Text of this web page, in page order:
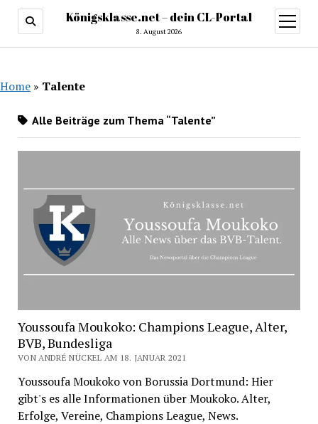
Königsklasse.net – dein CL-Portal
8. August 2026
Menü
öffnen
Home » Talente
Alle Beiträge zum Thema “Talente”
Youssoufa Moukoko: Champions League, Alter,
BVB, Bundesliga
VON ANDRÉ NÜCKEL AM 18. JANUAR 2021
Youssoufa Moukoko von Borussia Dortmund: Hier
gibt's es alle Informationen über Moukoko. Alter,
Erfolge, Vereine, Champions League, News.